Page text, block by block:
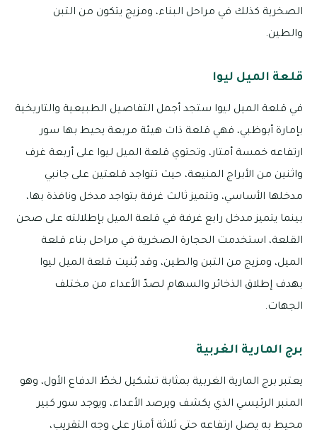
الصخرية كذلك في مراحل البناء، ومزيج يتكون من التبن
والطين.
قلعة الميل ليوا
في قلعة الميل ليوا ستجد أجمل التفاصيل الطبيعية والتاريخية
بإمارة أبوظبي، فهي قلعة ذات هيئة مربعة يحيط بها سور
ارتفاعه خمسة أمتار، وتحتوي قلعة الميل ليوا على أربعة غرف
واثنين من الأبراج المنيعة، حيث تتواجد قلعتين على جانبي
مدخلها الأساسي، وتتميز ثالث غرفة بتواجد مدخل ونافذة بها،
بينما يتميز مدخل رابع غرفة في قلعة الميل بإطلالته على صحن
القلعة، استخدمت الحجارة الصخرية في مراحل بناء قلعة
الميل، ومزيج من التبن والطين، وقد بُنيت قلعة الميل ليوا
بهدف إطلاق الذخائر والسهام لصدّ الأعداء من مختلف
الجهات.
برج المارية الغربية
يعتبر برج المارية الغربية بمثابة تشكيل لخطّ الدفاع الأول، وهو
المنبر الرئيسي الذي يكشف ويرصد الأعداء، ويوجد سور كبير
محيط به يصل ارتفاعه حتى ثلاثة أمتار على وجه التقريب،